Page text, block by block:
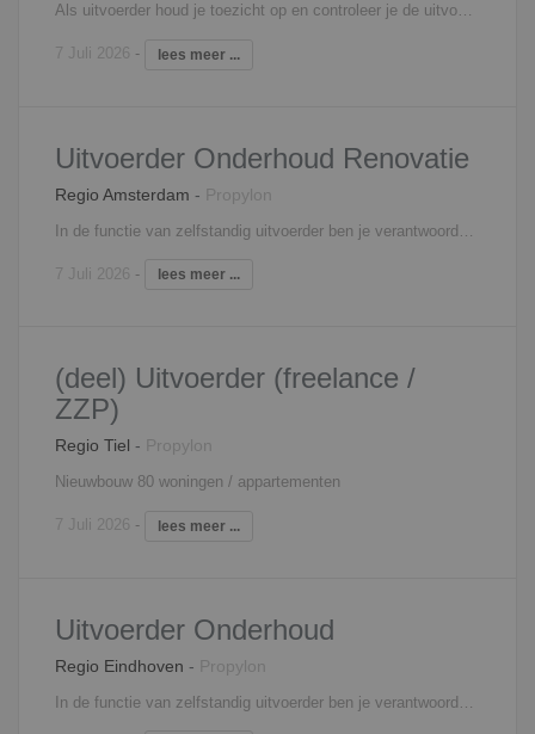
Als uitvoerder houd je toezicht op en controleer je de uitvoering van één of meerdere bouwprojecten. Je bent verantwoordelijk voor bewaking van kwaliteit, veiligheid, kosten en voortgang en voor de organisatie van de bouwactiviteiten. Ook signaleer je meer- en minderwerk. Je bent medeverantwoordelijk voor uitvoeringsvoorbereiding en verantwoordelijk voor uitvoering, nazorg en personeelsinzet. Je roept het materiaal en materieel af en koopt in overleg met de projectleider eventueel zelf in. Je verzorgt zelf de detail planningen en houdt je ook bezig met de kostenbewaking.
7 Juli 2026 - lees meer ...
Uitvoerder Onderhoud Renovatie
Regio Amsterdam - Propylon
7 Juli 2026 - lees meer ...
(deel) Uitvoerder (freelance /
ZZP)
Regio Tiel - Propylon
Nieuwbouw 80 woningen / appartementen
7 Juli 2026 - lees meer ...
Uitvoerder Onderhoud
Regio Eindhoven - Propylon